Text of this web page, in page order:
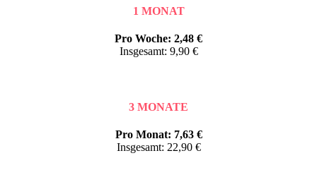
1 MONAT
Pro Woche: 2,48 €
Insgesamt: 9,90 €
3 MONATE
Pro Monat: 7,63 €
Insgesamt: 22,90 €